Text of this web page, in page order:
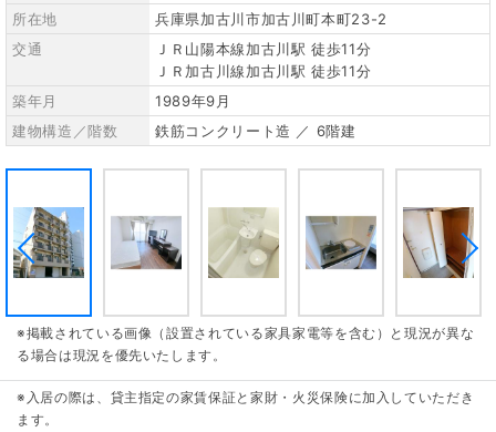
所在地
兵庫県加古川市加古川町本町23-2
交通
ＪＲ山陽本線加古川駅 徒歩11分
ＪＲ加古川線加古川駅 徒歩11分
築年月
1989年9月
建物構造／階数
鉄筋コンクリート造 ／ 6階建
※掲載されている画像（設置されている家具家電等を含む）と現況が異な
る場合は現況を優先いたします。
※入居の際は、貸主指定の家賃保証と家財・火災保険に加入していただき
ます。